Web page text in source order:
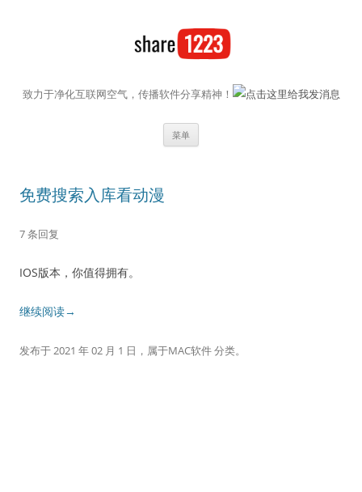
致力于净化互联网空气，传播软件分享精神！
菜单
免费搜索入库看动漫
7 条回复
IOS版本，你值得拥有。
继续阅读→
发布于2021 年 02 月 1 日 ，属于MAC软件分类。